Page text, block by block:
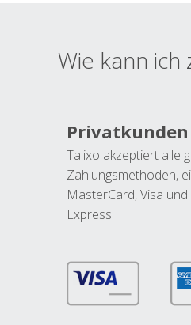
Wie kann ich
Privatkunden
Talixo akzeptiert alle
Zahlungsmethoden,
MasterCard, Visa
Express.